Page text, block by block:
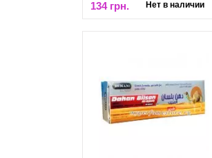
134 грн. Нет в наличии